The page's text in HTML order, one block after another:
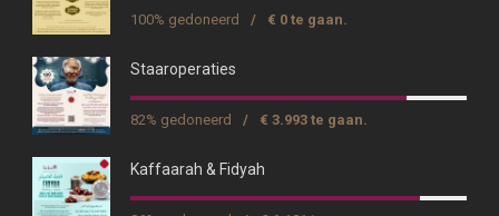
100% gedoneerd / € 0 te gaan.
Staaroperaties
82% gedoneerd / € 3.993 te gaan.
Kaffaarah & Fidyah